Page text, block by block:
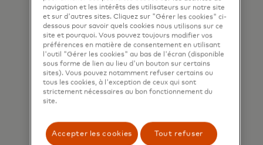
navigation et les intérêts des utilisateurs sur notre site
et sur d'autres sites. Cliquez sur "Gérer les cookies" ci-
dessous pour savoir quels cookies nous utilisons sur ce
site et pourquoi. Vous pouvez toujours modifier vos
préférences en matière de consentement en utilisant
l'outil "Gérer les cookies" au bas de l'écran (disponible
sous forme de lien au lieu d'un bouton sur certains
sites). Vous pouvez notamment refuser certains ou
tous les cookies, à l'exception de ceux qui sont
strictement nécessaires au bon fonctionnement du
site.
Accepter les cookies Tout refuser